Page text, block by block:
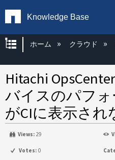
Knowledge Base
グローバル階層
ホーム クラウド
Hitachi
バイスのパフ
がCIに表示され
Views: 29
Votes: 0